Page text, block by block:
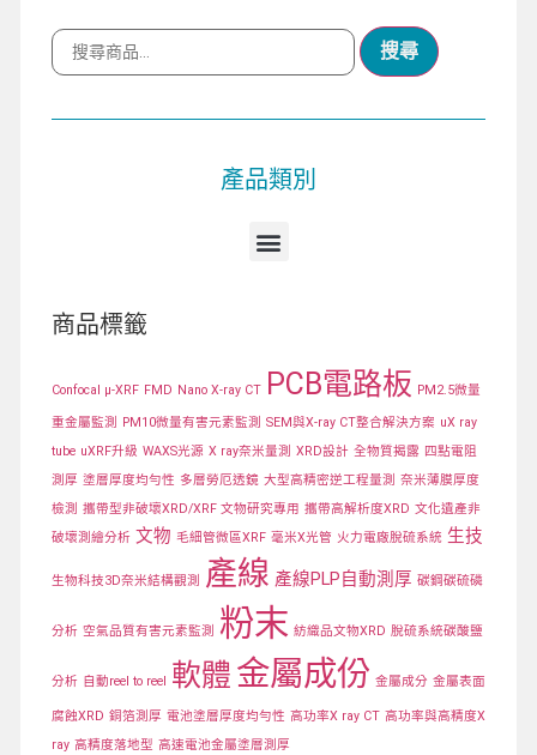
搜尋
產品類別
商品標籤
Confocal μ-XRF FMD Nano X-ray CT PCB電路板 PM2.5微量
重金屬監測 PM10微量有害元素監測 SEM與X-ray CT整合解決方案 uX ray
tube uXRF升級 WAXS光源 X ray奈米量測 XRD設計 全物質揭露 四點電阻
測厚 塗層厚度均勻性 多層勞厄透鏡 大型高精密逆工程量測 奈米薄膜厚度
檢測 攜帶型非破壞XRD/XRF 文物研究專用 攜帶高解析度XRD 文化遺產非
破壞測繪分析 文物 毛細管微區XRF 毫米X光管 火力電廠脫硫系統 生技
生物科技3D奈米結構觀測 產線 產線PLP自動測厚 碳鋼碳硫磷
分析 空氣品質有害元素監測 粉末 紡織品文物XRD 脫硫系統碳酸鹽
分析 自動reel to reel 軟體 金屬成份 金屬成分 金屬表面
腐蝕XRD 銅箔測厚 電池塗層厚度均勻性 高功率X ray CT 高功率與高精度X
ray 高精度落地型 高速電池金屬塗層測厚